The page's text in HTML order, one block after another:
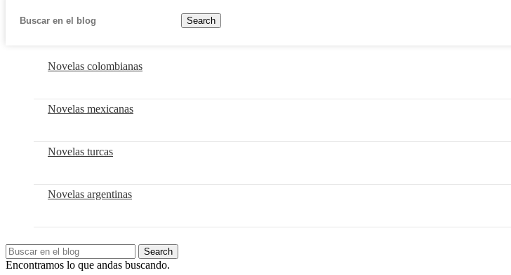
Search
Novelas colombianas
Novelas mexicanas
Novelas turcas
Novelas argentinas
Search
Encontramos lo que andas buscando.